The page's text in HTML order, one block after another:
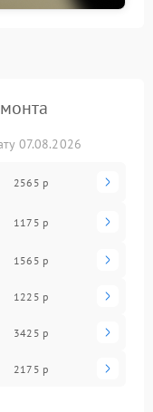
07.08.2026
2565 р
1175 р
1565 р
1225 р
3425 р
2175 р